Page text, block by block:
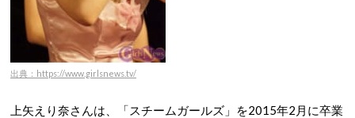
出典：https://www.girlsnews.tv/
上矢えり奈さんは、「スチームガールズ」を2015年2月に卒業